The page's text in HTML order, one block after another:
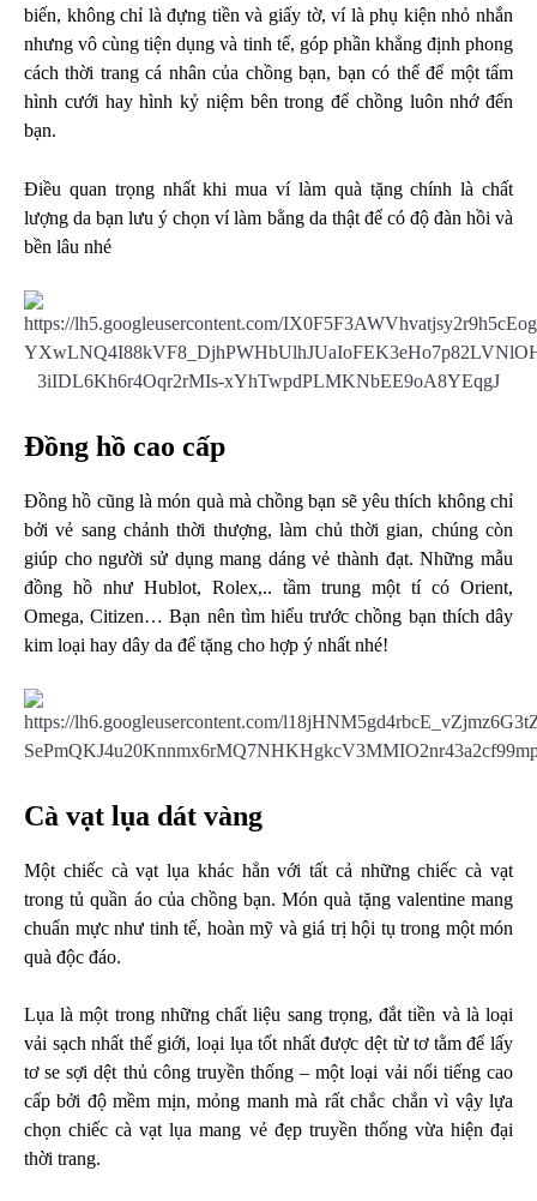
biến, không chỉ là đựng tiền và giấy tờ, ví là phụ kiện nhỏ nhắn
nhưng vô cùng tiện dụng và tinh tế, góp phần khẳng định phong
cách thời trang cá nhân của chồng bạn, bạn có thể để một tấm
hình cưới hay hình kỷ niệm bên trong để chồng luôn nhớ đến
bạn.
Điều quan trọng nhất khi mua ví làm quà tặngchính là chất
lượng da bạn lưu ý chọn ví làm bằng da thật để có độ đàn hồi và
bền lâu nhé
Đồng hồ cao cấp
Đồng hồ cũng là món quà mà chồng bạn sẽ yêu thích không chỉ
bởi vẻ sang chảnh thời thượng, làm chủ thời gian, chúng còn
giúp cho người sử dụng mang dáng vẻ thành đạt. Những mẫu
đồng hồ như Hublot, Rolex,.. tầm trung một tí có Orient,
Omega, Citizen… Bạn nên tìm hiểu trước chồng bạn thích dây
kim loại hay dây da để tặng cho hợp ý nhất nhé!
Cà vạt lụa dát vàng
Một chiếc cà vạt lụa khác hẳn với tất cả những chiếc cà vạt
trong tủ quần áo của chồng bạn. Món quà tặng valentine mang
chuẩn mực như tinh tế, hoàn mỹ và giá trị hội tụ trong một món
quà độc đáo.
Lụa là một trong những chất liệu sang trọng, đắt tiền và là loại
vải sạch nhất thế giới, loại lụa tốt nhất được dệt từ tơ tằm để lấy
tơ se sợi dệt thủ công truyền thống – một loại vải nổi tiếng cao
cấp bởi độ mềm mịn, mỏng manh mà rất chắc chắn vì vậy lựa
chọn chiếc cà vạt lụa mang vẻ đẹp truyền thống vừa hiện đại
thời trang.